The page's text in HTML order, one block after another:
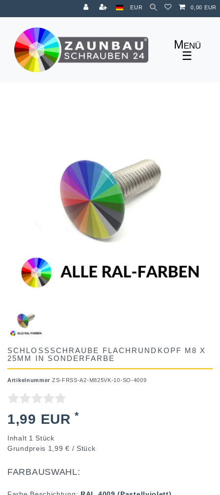
EUR 0,00 EUR
☰
SCHLOSSSCHRAUBE FLACHRUNDKOPF M8 X
25MM IN SONDERFARBE
Artikelnummer ZS-FRSS-A2-M825VK-10-SO-4009
1,99 EUR*
Inhalt 1 Stück
Grundpreis 1,99 € / Stück
FARBAUSWAHL: